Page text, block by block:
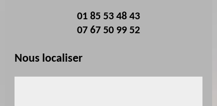
01 85 53 48 43
07 67 50 99 52
Nous localiser